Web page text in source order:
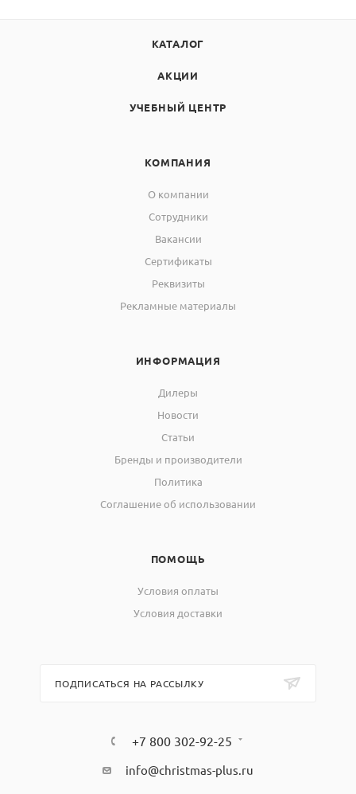
КАТАЛОГ
АКЦИИ
УЧЕБНЫЙ ЦЕНТР
КОМПАНИЯ
О компании
Сотрудники
Вакансии
Сертификаты
Реквизиты
Рекламные материалы
ИНФОРМАЦИЯ
Дилеры
Новости
Статьи
Бренды и производители
Политика
Соглашение об использовании
ПОМОЩЬ
Условия оплаты
Условия доставки
ПОДПИСАТЬСЯ НА РАССЫЛКУ
+7 800 302-92-25
info@christmas-plus.ru